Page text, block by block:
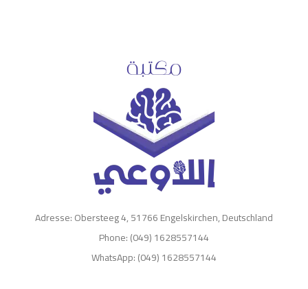
Adresse: Obersteeg 4, 51766 Engelskirchen, Deutschland
Phone: (049) 1628557144
WhatsApp: (049) 1628557144